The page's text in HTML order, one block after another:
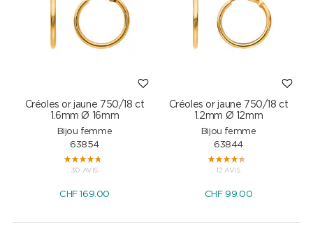
Créoles or jaune 750/18 ct
1.6mm Ø 16mm
Bijou femme
63854
30 AVIS
CHF169.00
Créoles or jaune 750/18 ct
1.2mm Ø 12mm
Bijou femme
63844
12 AVIS
CHF99.00